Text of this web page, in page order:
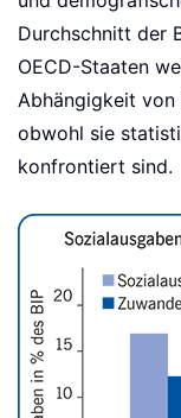
Durchschnitt der
OECD-Staaten
Abhängigkeit von
obwohl sie
konfrontiert sind.